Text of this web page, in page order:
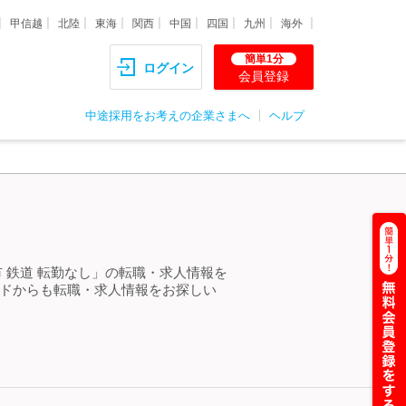
甲信越 北陸 東海 関西 中国 四国 九州 海外
ログイン
簡単1分
会員登録
中途採用をお考えの企業さまへ ヘルプ
道 転勤なし」の転職・求人情報を
からも転職・求人情報をお探しい